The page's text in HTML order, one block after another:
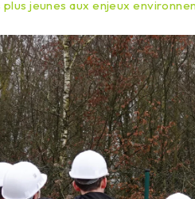
jeunes aux enjeux